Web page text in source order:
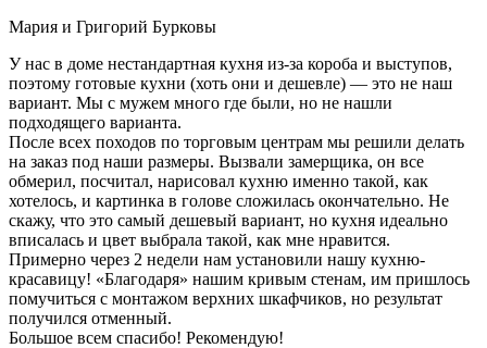
Мария и Григорий Бурковы
У нас в доме нестандартная кухня из-за короба и выступов,
поэтому готовые кухни (хоть они и дешевле) — это не наш
вариант. Мы с мужем много где были, но не нашли
подходящего варианта.
После всех походов по торговым центрам мы решили делать
на заказ под наши размеры. Вызвали замерщика, он все
обмерил, посчитал, нарисовал кухню именно такой, как
хотелось, и картинка в голове сложилась окончательно. Не
скажу, что это самый дешевый вариант, но кухня идеально
вписалась и цвет выбрала такой, как мне нравится.
Примерно через 2 недели нам установили нашу кухню-
красавицу! «Благодаря» нашим кривым стенам, им пришлось
помучиться с монтажом верхних шкафчиков, но результат
получился отменный.
Большое всем спасибо! Рекомендую!